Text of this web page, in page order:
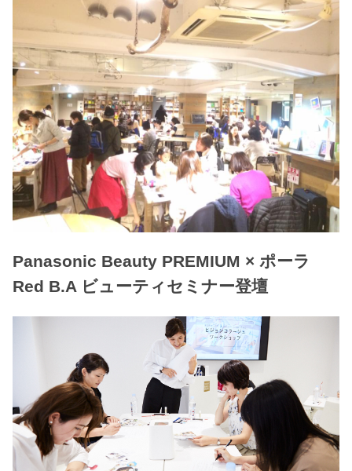
Panasonic Beauty PREMIUM × ポーラ
Red B.A ビューティセミナー登壇